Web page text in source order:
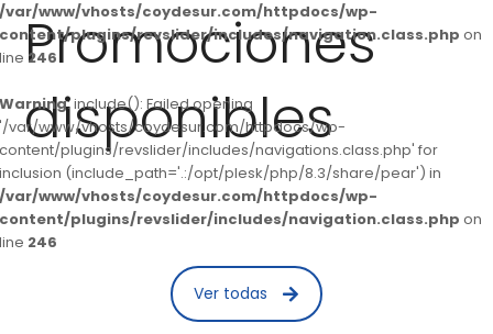
/var/www/vhosts/coydesur.com/httpdocs/wp-
content/plugins/revslider/includes/navigation.class.php on
line 246
Warning: include(): Failed opening
'/var/www/vhosts/coydesur.com/httpdocs/wp-
content/plugins/revslider/includes/navigations.class.php' for
inclusion (include_path='.:/opt/plesk/php/8.3/share/pear') in
/var/www/vhosts/coydesur.com/httpdocs/wp-
content/plugins/revslider/includes/navigation.class.php on
line 246
Promociones
disponibles
Ver todas